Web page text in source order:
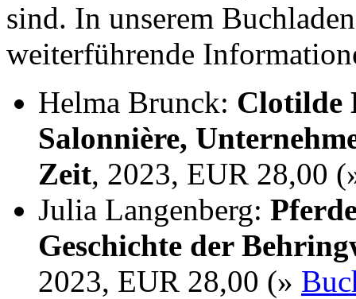
sind. In unserem
weiterführende
Helma Brunck: Clotilde
Salonnière,
Zeit, 2023, EUR 28,00
Julia Langenberg:
Geschichte der
2023, EUR 28,00 (»